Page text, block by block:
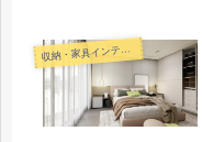
収
納・家具インテリア